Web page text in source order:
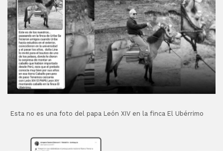
Esta no es una foto del papa León XIV en la finca El Ubérrimo